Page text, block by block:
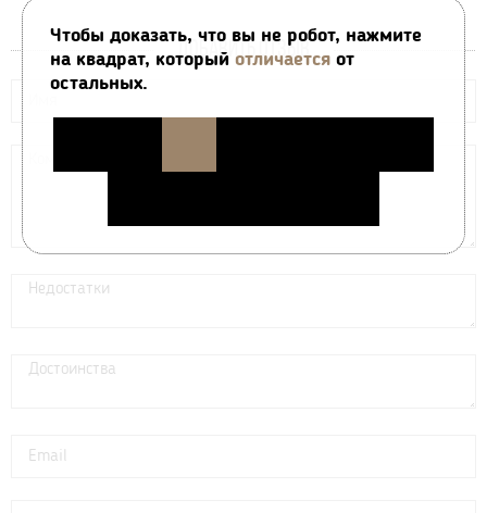
ДОБАВИТЬ ОТЗЫВ
Чтобы доказать, что вы не робот, нажмите
на квадрат, который отличается от
остальных.